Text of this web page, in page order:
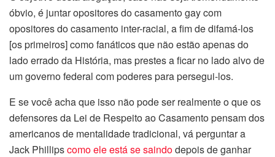
óbvio, é juntar opositores do casamento gay com
opositores do casamento inter-racial, a fim de difamá-los
[os primeiros] como fanáticos que não estão apenas do
lado errado da História, mas prestes a ficar no lado alvo de
um governo federal com poderes para persegui-los.
E se você acha que isso não pode ser realmente o que os
defensores da Lei de Respeito ao Casamento pensam dos
americanos de mentalidade tradicional, vá perguntar a
Jack Phillipscomo ele está se saindodepois de ganhar